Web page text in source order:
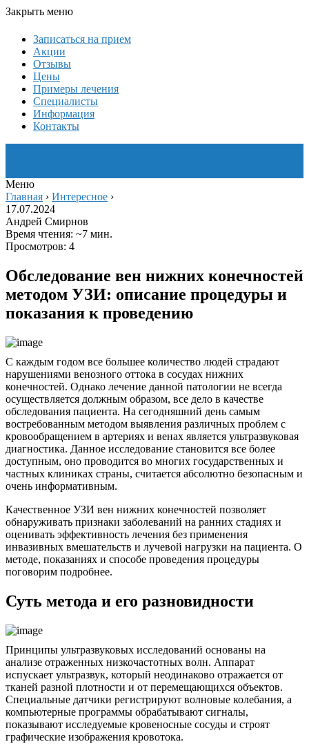
Закрыть меню
Записаться на прием
Акции
Отзывы
Цены
Примеры лечения
Специалисты
Информация
Контакты
Меню
Главная › Интересное ›
17.07.2024
Андрей Смирнов
Время чтения: ~7 мин.
Просмотров: 4
Обследование вен нижних конечностей
методом УЗИ: описание процедуры и
показания к проведению
С каждым годом все большее количество людей страдают
нарушениями венозного оттока в сосудах нижних
конечностей. Однако лечение данной патологии не всегда
осуществляется должным образом, все дело в качестве
обследования пациента. На сегодняшний день самым
востребованным методом выявления различных проблем с
кровообращением в артериях и венах является ультразвуковая
диагностика. Данное исследование становится все более
доступным, оно проводится во многих государственных и
частных клиниках страны, считается абсолютно безопасным и
очень информативным.
Качественное УЗИ вен нижних конечностей позволяет
обнаруживать признаки заболеваний на ранних стадиях и
оценивать эффективность лечения без применения
инвазивных вмешательств и лучевой нагрузки на пациента. О
методе, показаниях и способе проведения процедуры
поговорим подробнее.
Суть метода и его разновидности
Принципы ультразвуковых исследований основаны на
анализе отраженных низкочастотных волн. Аппарат
испускает ультразвук, который неодинаково отражается от
тканей разной плотности и от перемещающихся объектов.
Специальные датчики регистрируют волновые колебания, а
компьютерные программы обрабатывают сигналы,
показывают исследуемые кровеносные сосуды и строят
графические изображения кровотока.